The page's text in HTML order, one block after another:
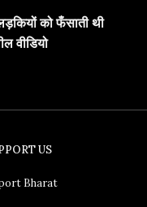
को फँसाती थी
वीडियो
US
Bharat